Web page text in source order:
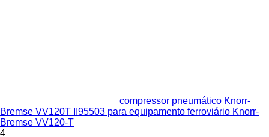
compressor pneumático Knorr-
Bremse VV120T II95503 para equipamento ferroviário Knorr-
Bremse VV120-T
4